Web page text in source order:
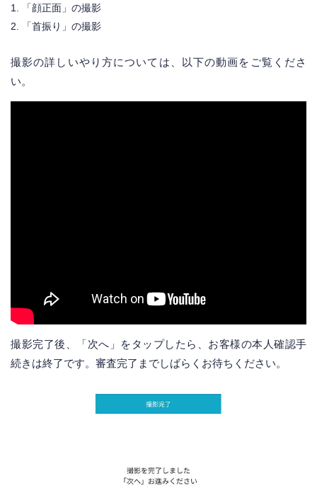
「顔正面」の撮影
「首振り」の撮影
撮影の詳しいやり方については、以下の動画をご覧くださ
い。
撮影完了後、「次へ」をタップしたら、お客様の本人確認手
続きは終了です。審査完了までしばらくお待ちください。